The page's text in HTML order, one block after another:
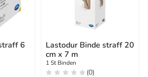
6
Lastodur Binde straff 20
cm x 7 m
1 St Binden
(0)